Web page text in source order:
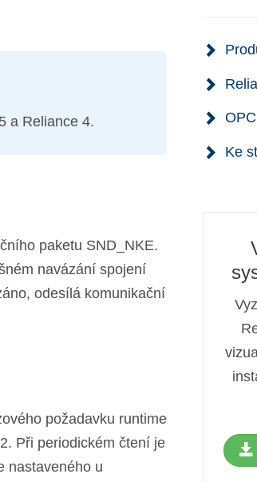
a Reliance 4.
paketu SND_NKE.
navázání spojení
odesílá komunikační
požadavku runtime
Při periodickém čtení je
nastaveného u
Ke